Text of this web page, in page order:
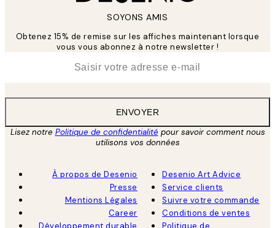
SOYONS AMIS
Obtenez 15% de remise sur les affiches maintenant lorsque
vous vous abonnez à notre newsletter !
ENVOYER
Lisez notre Politique de confidentialitépour savoir comment nous
utilisons vos données
À propos de Desenio
Presse
Mentions Légales
Career
Desenio Art Advice
Service clients
Suivre votre commande
Conditions de ventes